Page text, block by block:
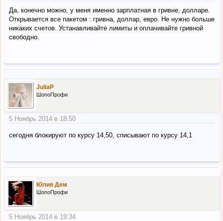
Да, конечно можно, у меня именно зарплатная в гривне, долларе.
Открывается все пакетом : гривна, доллар, евро. Не нужно больше
никаких счетов. Устанавливайте лимиты и оплачивайте гривной
свободно.
JuliaP
ШопоПрофи
5 Ноябрь 2014 в 18:50
сегодня блокируют по курсу 14,50, списывают по курсу 14,1
Юлия Дем
ШопоПрофи
5 Ноябрь 2014 в 19:34